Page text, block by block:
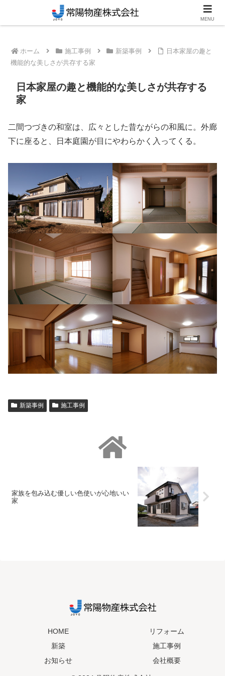
笠間市のリフォーム・新築対応工務店
ホーム 施工事例 新築事例
日本家屋の趣と
機能的な美しさが共存する家
日本家屋の趣と機能的な美しさが共存する
家
二間つづきの和室は、広々とした昔ながらの和風に。外廊
下に座ると、日本庭園が目にやわらかく入ってくる。
新築事例 施工事例
家族を包み込む優しい色使いが心地いい
家
HOME
リフォーム
新築
施工事例
お知らせ
会社概要
MENU